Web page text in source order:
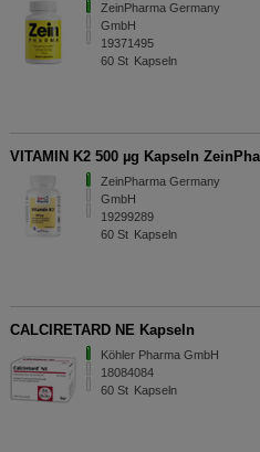
ZeinPharma Germany
GmbH
19371495
60 St Kapseln
VITAMIN K2 500 µg Kapseln
ZeinPharma Germany
GmbH
19299289
60 St Kapseln
CALCIRETARD NE Kapseln
Köhler Pharma GmbH
18084084
60 St Kapseln